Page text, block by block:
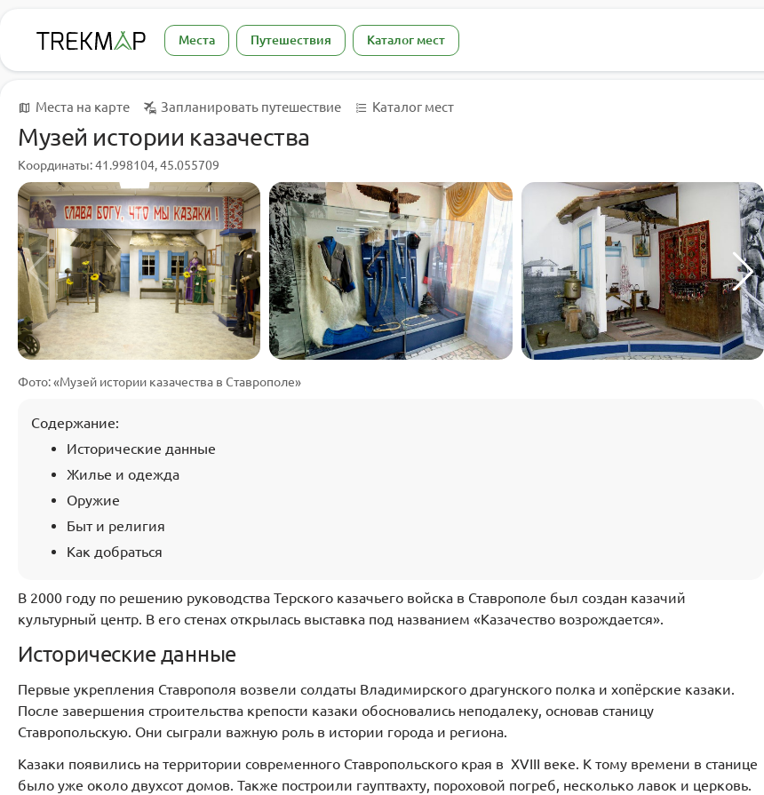
Места Путешествия Каталог мест
Места на карте Запланировать путешествие Каталог мест
Музей истории казачества
Координаты: 41.998104, 45.055709
Фото: «Музей истории казачества в Ставрополе»
Содержание:
Исторические данные
Жилье и одежда
Оружие
Быт и религия
Как добраться
В 2000 году по решению руководства Терского казачьего войска в Ставрополе был создан казачий
культурный центр. В его стенах открылась выставка под названием «Казачество возрождается».
Исторические данные
Первые укрепления Ставрополя возвели солдаты Владимирского драгунского полка и хопёрские казаки.
После завершения строительства крепости казаки обосновались неподалеку, основав станицу
Ставропольскую. Они сыграли важную роль в истории города и региона.
Казаки появились на территории современного Ставропольского края в XVIII веке. К тому времени в станице
было уже около двухсот домов. Также построили гауптвахту, пороховой погреб, несколько лавок и церковь.